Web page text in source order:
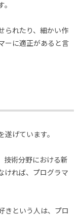
。
られたり、細かい作
ーに適正があると言
げています。
技術分野における新
ければ、プログラマ
きという人は、プロ